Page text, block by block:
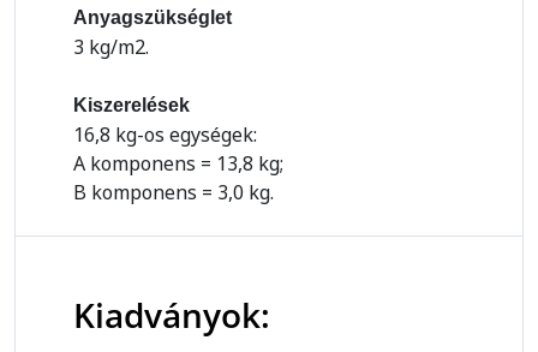
Anyagszükséglet
3 kg/m2.
Kiszerelések
16,8 kg-os egységek:
A komponens = 13,8 kg;
B komponens = 3,0 kg.
Kiadványok: